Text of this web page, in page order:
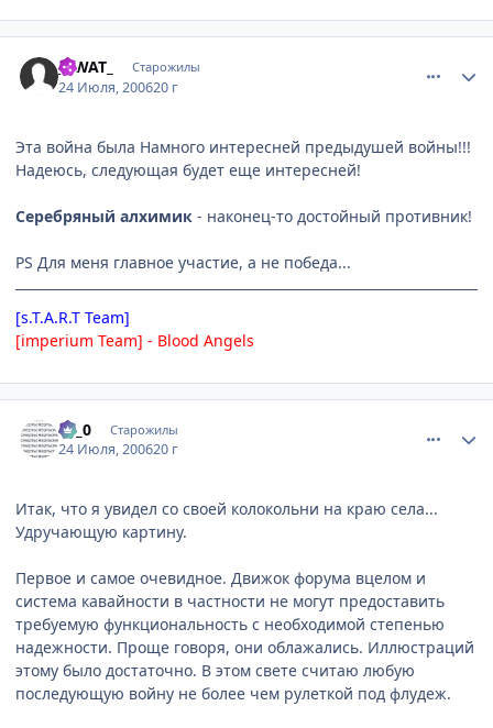
_SWAT_ Старожилы
24 Июля, 200620 г
Эта война была Намного интересней предыдушей войны!!!
Надеюсь, следующая будет еще интересней!
Серебряный алхимик - наконец-то достойный противник!
PS Для меня главное участие, а не победа...
[s.T.A.R.T Team]
[imperium Team] - Blood Angels
Le_0 Старожилы
24 Июля, 200620 г
Итак, что я увидел со своей колокольни на краю села...
Удручающую картину.
Первое и самое очевидное. Движок форума вцелом и
система кавайности в частности не могут предоставить
требуемую функциональность с необходимой степенью
надежности. Проще говоря, они облажались. Иллюстраций
этому было достаточно. В этом свете считаю любую
последующую войну не более чем рулеткой под флудеж.